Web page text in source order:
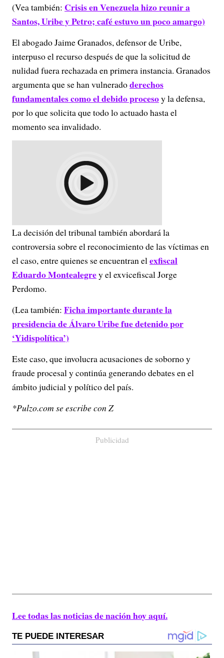
(Vea también: Crisis en Venezuela hizo reunir a
Santos, Uribe y Petro; café estuvo un poco amargo)
El abogado Jaime Granados, defensor de Uribe,
interpuso el recurso después de que la solicitud de
nulidad fuera rechazada en primera instancia. Granados
argumenta que se han vulneradoderechos
fundamentales como el debido procesoy la defensa,
por lo que solicita que todo lo actuado hasta el
momento sea invalidado.
La decisión del tribunal también abordará la
controversia sobre el reconocimiento de las víctimas en
el caso, entre quienes se encuentran elexfiscal
Eduardo Montealegrey el exvicefiscal Jorge
Perdomo.
(Lea también: Ficha importante durante la
presidencia de Álvaro Uribe fue detenido por
‘Yidispolítica’)
Este caso, que involucra acusaciones de soborno y
fraude procesal y continúa generando debates en el
ámbito judicial y político del país.
*Pulzo.com se escribe con Z
Publicidad
Lee todas las noticias de nación hoy aquí.